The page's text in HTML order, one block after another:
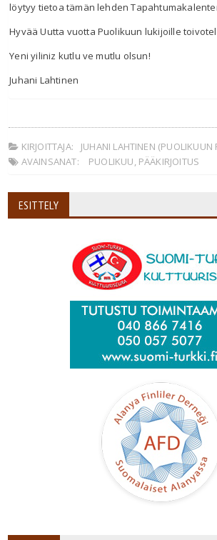
löytyy tietoa tämän lehden
Hyvää Uutta vuotta Puolikuun lukijoille
Yeni yiliniz kutlu ve mutlu olsun!
Juhani Lahtinen
KIRJOITTAJA:
JUHANI LAHTINEN (PUOLIKUUN
AVAINSANAT:
PUOLIKUU, PÄÄKIRJOITUS
ESITTELY